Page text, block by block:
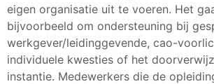
eigen organisatie uit te voeren. Het
bijvoorbeeld om ondersteuning bij
werkgever/leidinggevende, cao-
individuele kwesties of het
instantie. Medewerkers die de